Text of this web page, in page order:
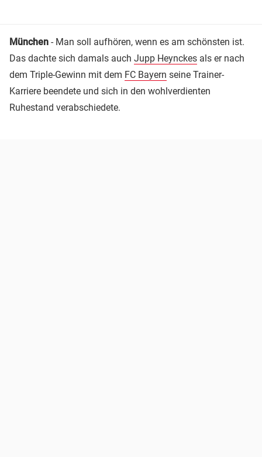
München - Man soll aufhören, wenn es am schönsten ist.
Das dachte sich damals auch Jupp Heynckes als er nach
dem Triple-Gewinn mit dem FC Bayern seine Trainer-
Karriere beendete und sich in den wohlverdienten
Ruhestand verabschiedete.